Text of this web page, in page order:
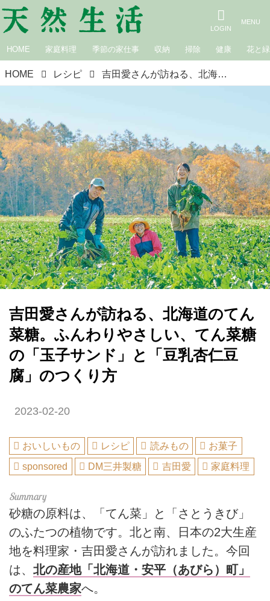
HOME 家庭料理 季節の家仕事 収納 掃除 健康 花と緑
HOME レシピ 吉田愛さんが訪ねる、北海道のてん菜糖。ふんわりやさしい、てん菜糖の「玉子サンド」と「豆乳杏仁豆腐」のつくり方
吉田愛さんが訪ねる、北海道のてん
菜糖。ふんわりやさしい、てん菜糖
の「玉子サンド」と「豆乳杏仁豆
腐」のつくり方
2023-02-20
おいしいもの レシピ 読みもの
お菓子
sponsored
DM三井製糖 吉田愛 家庭料理
砂糖の原料は、「てん菜」と「さとうきび」
のふたつの植物です。北と南、日本の2大生産
地を料理家・吉田愛さんが訪れました。今回
は、 北の産地「北海道・安平（あびら）町」
のてん菜農家へ。